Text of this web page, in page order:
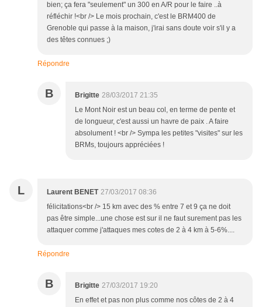
bien; ça fera "seulement" un 300 en A/R pour le faire ..à
réfléchir !<br /> Le mois prochain, c'est le BRM400 de
Grenoble qui passe à la maison, j'irai sans doute voir s'il y a
des têtes connues ;)
Répondre
B Brigitte 28/03/2017 21:35
Le Mont Noir est un beau col, en terme de pente et
de longueur, c'est aussi un havre de paix . A faire
absolument ! <br /> Sympa les petites "visites" sur les
BRMs, toujours appréciées !
L Laurent BENET 27/03/2017 08:36
félicitations<br /> 15 km avec des % entre 7 et 9 ça ne doit
pas être simple...une chose est sur il ne faut surement pas les
attaquer comme j'attaques mes cotes de 2 à 4 km à 5-6%....
Répondre
B Brigitte 27/03/2017 19:20
En effet et pas non plus comme nos côtes de 2 à 4